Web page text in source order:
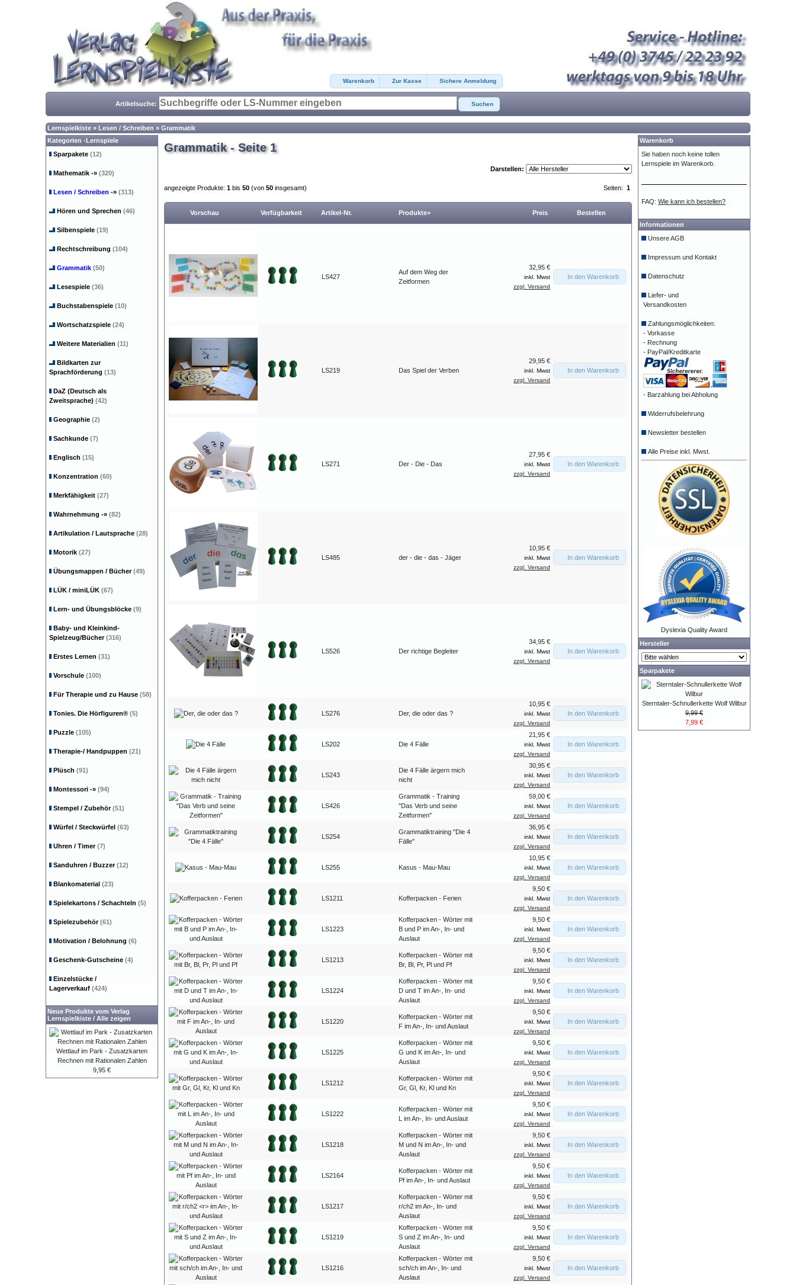
Warenkorb Zur Kasse Sichere Anmeldung
Artikelsuche: Suchen
Lernspielkiste » Lesen / Schreiben » Grammatik
Grammatik - Seite 1
Darstellen:
Seiten: 1
angezeigte Produkte: 1 bis 50 (von 50 insgesamt)
Vorschau Verfügbarkeit Artikel-Nr. Produkte+ Preis Bestellen
LS427
Auf dem Weg der
Zeitformen
32,95 €
inkl. Mwst
zzgl. Versand
In den Warenkorb
LS219 Das Spiel der Verben
29,95 €
inkl. Mwst
zzgl. Versand
In den Warenkorb
LS271 Der - Die - Das
27,95 €
inkl. Mwst
zzgl. Versand
In den Warenkorb
LS485 der - die - das - Jäger
10,95 €
inkl. Mwst
zzgl. Versand
In den Warenkorb
LS526 Der richtige Begleiter
34,95 €
inkl. Mwst
zzgl. Versand
In den Warenkorb
LS276 Der, die oder das ?
10,95 €
inkl. Mwst
zzgl. Versand
In den Warenkorb
LS202 Die 4 Fälle
21,95 €
inkl. Mwst
zzgl. Versand
In den Warenkorb
LS243
Die 4 Fälle ärgern mich
nicht
30,95 €
inkl. Mwst
zzgl. Versand
In den Warenkorb
LS426
Grammatik - Training
"Das Verb und seine
Zeitformen"
59,00 €
inkl. Mwst
zzgl. Versand
In den Warenkorb
LS254
Grammatiktraining "Die 4
Fälle"
36,95 €
inkl. Mwst
zzgl. Versand
In den Warenkorb
LS255 Kasus - Mau-Mau
10,95 €
inkl. Mwst
zzgl. Versand
In den Warenkorb
LS1211 Kofferpacken - Ferien
9,50 €
inkl. Mwst
zzgl. Versand
In den Warenkorb
LS1223
Kofferpacken - Wörter mit
B und P im An-, In- und
Auslaut
9,50 €
inkl. Mwst
zzgl. Versand
In den Warenkorb
LS1213
Kofferpacken - Wörter mit
Br, Bl, Pr, Pl und Pf
9,50 €
inkl. Mwst
zzgl. Versand
In den Warenkorb
LS1224
Kofferpacken - Wörter mit
D und T im An-, In- und
Auslaut
9,50 €
inkl. Mwst
zzgl. Versand
In den Warenkorb
LS1220
Kofferpacken - Wörter mit
F im An-, In- und Auslaut
9,50 €
inkl. Mwst
zzgl. Versand
In den Warenkorb
LS1225
Kofferpacken - Wörter mit
G und K im An-, In- und
Auslaut
9,50 €
inkl. Mwst
zzgl. Versand
In den Warenkorb
LS1212
Kofferpacken - Wörter mit
Gr, Gl, Kr, Kl und Kn
9,50 €
inkl. Mwst
zzgl. Versand
In den Warenkorb
LS1222
Kofferpacken - Wörter mit
L im An-, In- und Auslaut
9,50 €
inkl. Mwst
zzgl. Versand
In den Warenkorb
LS1218
Kofferpacken - Wörter mit
M und N im An-, In- und
Auslaut
9,50 €
inkl. Mwst
zzgl. Versand
In den Warenkorb
LS2164
Kofferpacken - Wörter mit
Pf im An-, In- und Auslaut
9,50 €
inkl. Mwst
zzgl. Versand
In den Warenkorb
LS1217
Kofferpacken - Wörter mit
r/ch2 im An-, In- und
Auslaut
9,50 €
inkl. Mwst
zzgl. Versand
In den Warenkorb
LS1219
Kofferpacken - Wörter mit
S und Z im An-, In- und
Auslaut
9,50 €
inkl. Mwst
zzgl. Versand
In den Warenkorb
LS1216
Kofferpacken - Wörter mit
sch/ch im An-, In- und
Auslaut
9,50 €
inkl. Mwst
zzgl. Versand
In den Warenkorb
Kategorien -Lernspiele
Sparpakete (12)
Mathematik -» (320)
Lesen / Schreiben -» (313)
Hören und Sprechen (46)
Silbenspiele (19)
Rechtschreibung (104)
Grammatik (50)
Lesespiele (36)
Buchstabenspiele (10)
Wortschatzspiele (24)
Weitere Materialien (11)
Bildkarten zur
Sprachförderung (13)
DaZ (Deutsch als
Zweitsprache) (42)
Geographie (2)
Sachkunde (7)
Englisch (15)
Konzentration (60)
Merkfähigkeit (27)
Wahrnehmung -» (82)
Artikulation / Lautsprache (28)
Motorik (27)
Übungsmappen / Bücher(49)
LÜK / miniLÜK (67)
Lern- und Übungsblöcke (9)
Baby- und Kleinkind-
Spielzeug/Bücher(316)
Erstes Lernen (31)
Vorschule (100)
Für Therapie und zu Hause (58)
Tonies. Die Hörfiguren® (5)
Puzzle (105)
Therapie-/ Handpuppen (21)
Plüsch (91)
Montessori -» (94)
Stempel / Zubehör(51)
Würfel / Steckwürfel (63)
Uhren / Timer(7)
Sanduhren / Buzzer(12)
Blankomaterial (23)
Spielekartons / Schachteln (5)
Spielezubehör(61)
Motivation / Belohnung (6)
Geschenk-Gutscheine (4)
Einzelstücke /
Lagerverkauf (424)
Neue Produkte vom Verlag
Lernspielkiste / Alle zeigen
Wettlauf im Park - Zusatzkarten
Rechnen mit Rationalen Zahlen
9,95 €
Warenkorb
Sie haben noch keine tollen
Lernspiele im Warenkorb.
FAQ: Wie kann ich bestellen?
Informationen
Unsere AGB
Impressum und Kontakt
Datenschutz
Liefer- und
Versandkosten
Zahlungsmöglichkeiten:
- Vorkasse
- Rechnung
- PayPal/Kreditkarte
- Barzahlung bei Abholung
Widerrufsbelehrung
Newsletter bestellen
Alle Preise inkl. Mwst.
Dyslexia Quality Award
Hersteller
Sparpakete
Sterntaler-Schnullerkette Wolf Wilbur
9,99 €
7,99 €